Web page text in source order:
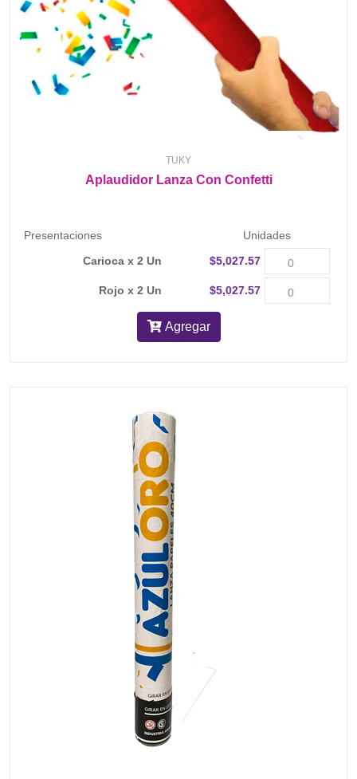
TUKY
Aplaudidor Lanza Con Confetti
Presentaciones
Unidades
Carioca x 2 Un
$5,027.57
Rojo x 2 Un $5,027.57
Agregar